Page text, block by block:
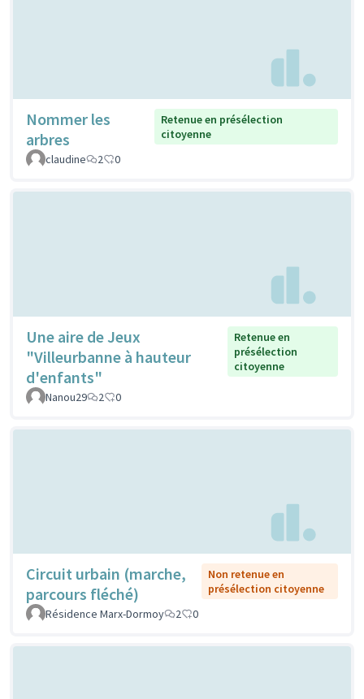
Nommer les
arbres
Retenue en présélection
citoyenne
claudine
2 0
Une aire de Jeux
"Villeurbanne à hauteur
d'enfants"
Retenue en
présélection
citoyenne
Nanou29 2 0
Circuit urbain (marche,
parcours fléché)
Non retenue en
présélection citoyenne
Résidence Marx-Dormoy
2 0